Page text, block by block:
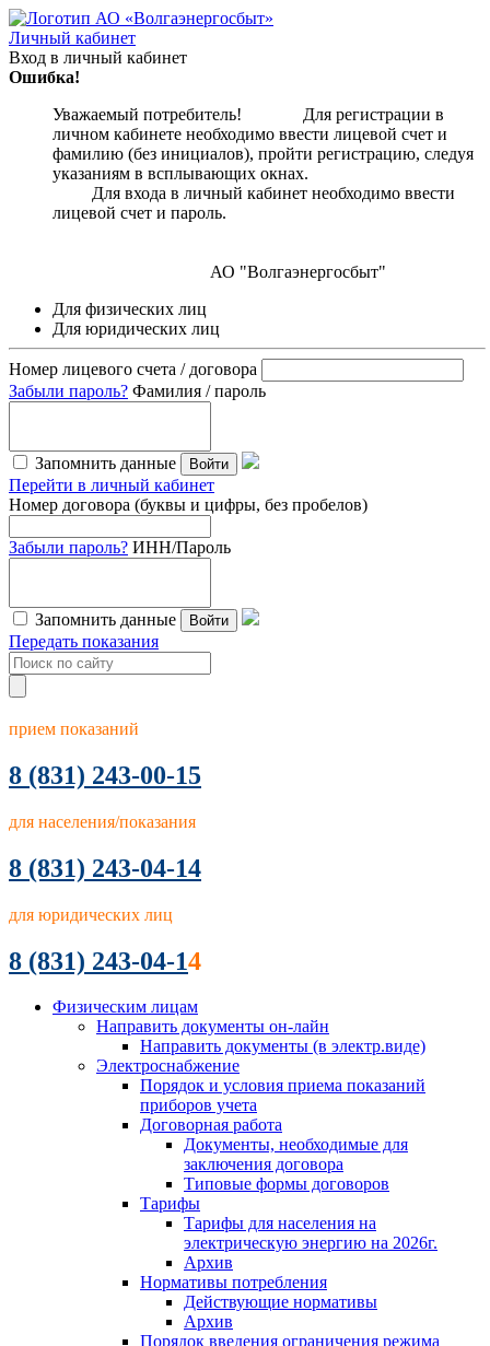
Личный кабинет
Вход в личный кабинет
Ошибка!
Уважаемый потребитель! Для регистрации в
личном кабинете необходимо ввести лицевой счет и
фамилию (без инициалов), пройти регистрацию, следуя
указаниям в всплывающих окнах.
Для входа в личный кабинет необходимо ввести
лицевой счет и пароль.
АО "Волгаэнергосбыт"
Для физических лиц
Для юридических лиц
Номер лицевого счета / договора
Забыли пароль? Фамилия / пароль
Запомнить данные Войти
Перейти в личный кабинет
Номер договора (буквы и цифры, без пробелов)
Забыли пароль? ИНН/Пароль
Запомнить данные Войти
Передать показания
прием показаний
8 (831) 243-00-15
для населения/показания
8 (831) 243-04-14
для юридических лиц
8 (831) 243-04-14
Физическим лицам
Направить документы он-лайн
Направить документы (в электр.виде)
Электроснабжение
Порядок и условия приема показаний
приборов учета
Договорная работа
Документы, необходимые для
заключения договора
Типовые формы договоров
Тарифы
Тарифы для населения на
электрическую энергию на 2026г.
Архив
Нормативы потребления
Действующие нормативы
Архив
Порядок введения ограничения режима